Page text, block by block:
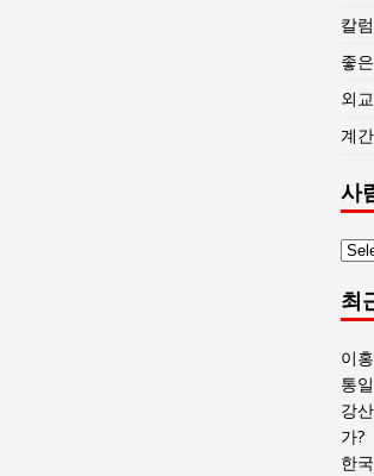
칼럼
좋
외
계
사
사
과
사
회
글
목
록
최
이
통
강
가?
한